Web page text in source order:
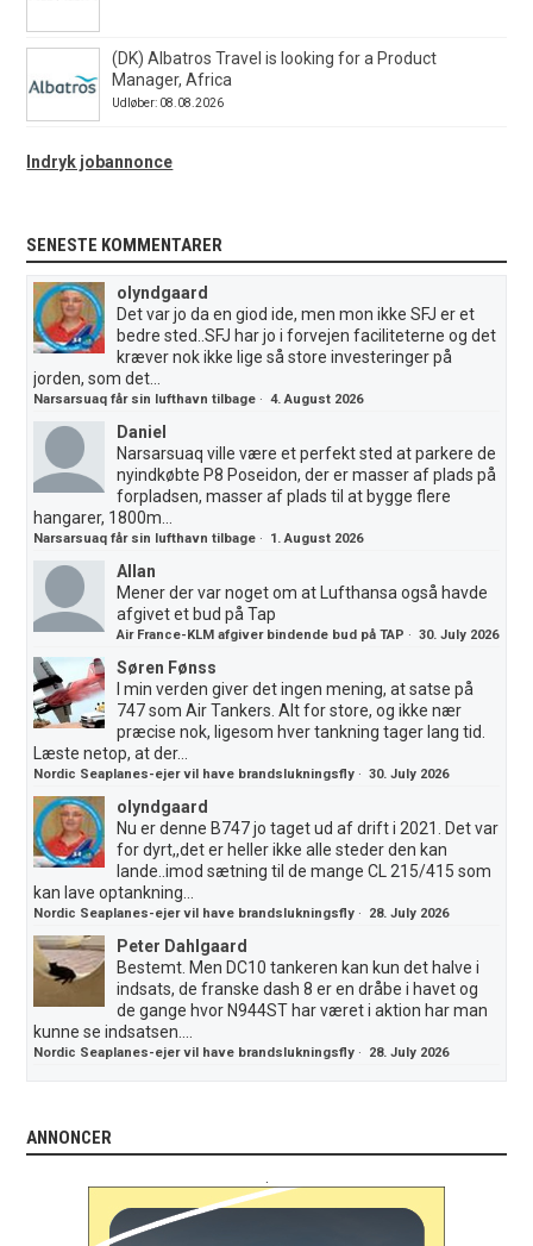
(DK) Albatros Travel is looking for a Product
Manager, Africa
Udløber: 08.08.2026
Indryk jobannonce
SENESTE KOMMENTARER
olyndgaard
Det var jo da en giod ide, men mon ikke SFJ er et
bedre sted..SFJ har jo i forvejen faciliteterne og det
kræver nok ikke lige så store investeringer på
jorden, som det...
Narsarsuaq får sin lufthavn tilbage ·4. August 2026
Daniel
Narsarsuaq ville være et perfekt sted at parkere de
nyindkøbte P8 Poseidon, der er masser af plads på
forpladsen, masser af plads til at bygge flere
hangarer, 1800m...
Narsarsuaq får sin lufthavn tilbage · 1. August 2026
Allan
Mener der var noget om at Lufthansa også havde
afgivet et bud på Tap
Air France-KLM afgiver bindende bud på TAP ·30. July 2026
Søren Fønss
I min verden giver det ingen mening, at satse på
747 som Air Tankers. Alt for store, og ikke nær
præcise nok, ligesom hver tankning tager lang tid.
Læste netop, at der...
Nordic Seaplanes-ejer vil have brandslukningsfly ·30. July 2026
olyndgaard
Nu er denne B747 jo taget ud af drift i 2021. Det var
for dyrt,,det er heller ikke alle steder den kan
lande..imod sætning til de mange CL 215/415 som
kan lave optankning...
Nordic Seaplanes-ejer vil have brandslukningsfly · 28. July 2026
Peter Dahlgaard
Bestemt. Men DC10 tankeren kan kun det halve i
indsats, de franske dash 8 er en dråbe i havet og
de gange hvor N944ST har været i aktion har man
kunne se indsatsen....
Nordic Seaplanes-ejer vil have brandslukningsfly · 28. July 2026
ANNONCER